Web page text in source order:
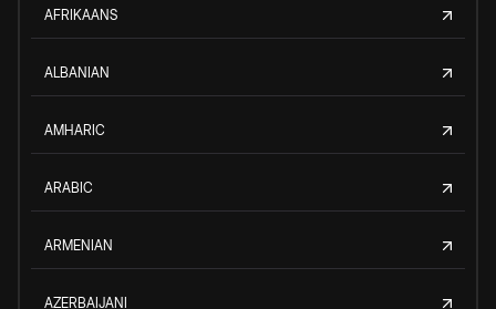
AFRIKAANS
ALBANIAN
AMHARIC
ARABIC
ARMENIAN
AZERBAIJANI